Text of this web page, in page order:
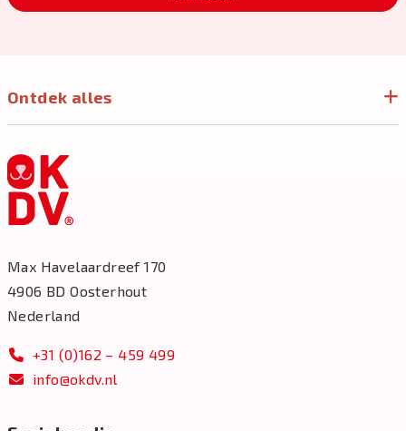
Ontdek alles
Max Havelaardreef 170
4906 BD Oosterhout
Nederland
+31 (0)162 – 459 499
info@okdv.nl